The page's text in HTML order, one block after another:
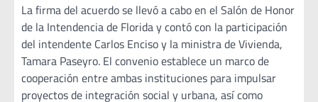
La firma del acuerdo se llevó a cabo en el Salón de Honor
de la Intendencia de Florida y contó con la participación
del intendente Carlos Enciso y la ministra de Vivienda,
Tamara Paseyro. El convenio establece un marco de
cooperación entre ambas instituciones para impulsar
proyectos de integración social y urbana, así como